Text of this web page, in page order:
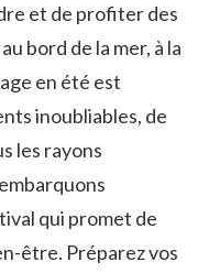
et de profiter des
bord de‌ la mer, à la
en été est
inoubliables, de
les rayons
qui promet de
être. ⁢Préparez vos